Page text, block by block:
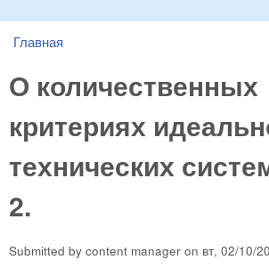
You are here
Главная
О количественных
критериях
технических
2.
Submitted by content manager on вт, 02/10/